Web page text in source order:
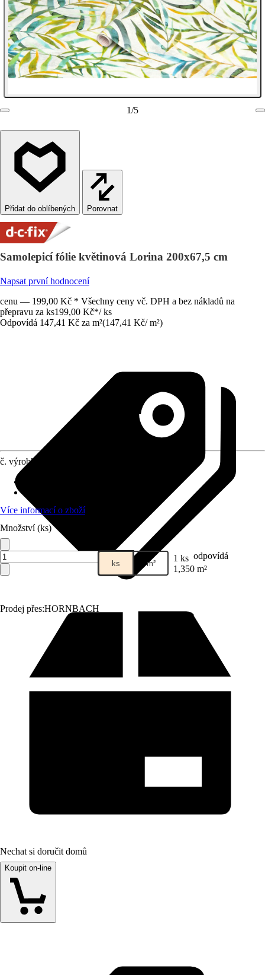
1/5
Porovnat
Samolepicí fólie květinová Lorina 200x67,5 cm
Napsat první hodnocení
cenu — 199,00 Kč * Všechny ceny vč. DPH a bez nákladů na
přepravu za ks199,00 Kč*/ ks
Odpovídá 147,41 Kč za m²(147,41 Kč/ m²)
Prodej přes:HORNBACH
č. výrobku
Více informací o zboží
Množství (ks)
ks m² 1 ks odpovídá
1,350 m²
Nechat si doručit domů
Koupit on-line